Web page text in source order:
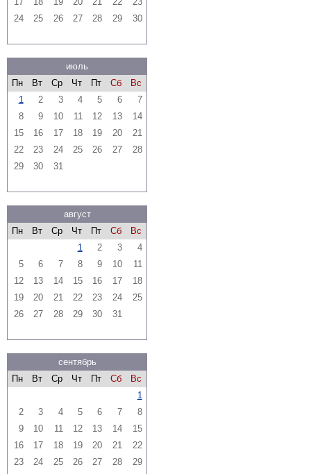
24
25 26 27 28 29 30
июль
Пн
Вт Ср Чт Пт Сб
Вс
1
2 3 4 5 6
7
8
9 10 11 12 13
14
15
16 17 18 19 20
21
22
23 24 25 26 27
28
29
30 31
август
Пн
Вт Ср Чт Пт Сб
Вс
1
2 3
4
5
6 7 8 9 10
11
12
13 14 15 16 17
18
19
20 21 22 23 24
25
26
27 28 29 30 31
сентябрь
Пн
Вт Ср Чт Пт Сб
Вс
1
2
3 4 5 6 7
8
9
10 11 12 13 14
15
16
17 18 19 20 21
22
23
24 25 26 27 28
29